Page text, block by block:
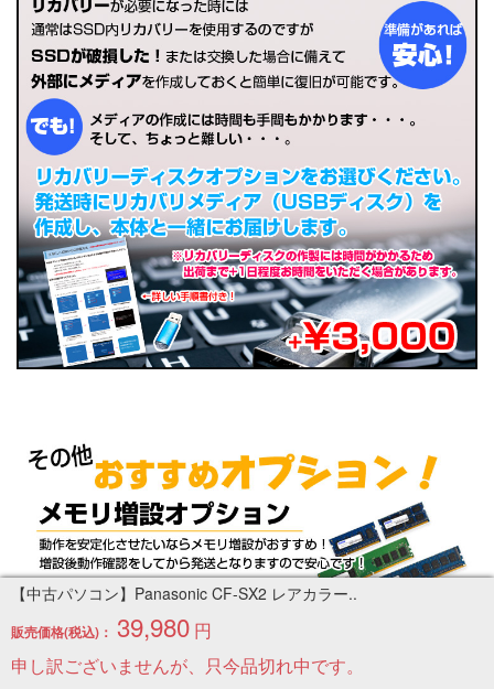
【中古パソコン】Panasonic CF-SX2 レアカラー..
販売価格(税込)： 39,980 円
申し訳ございませんが、只今品切れ中です。